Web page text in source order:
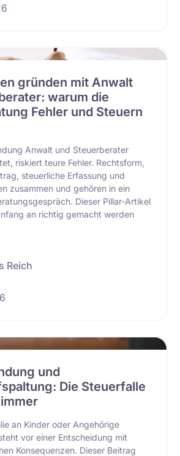
gründen mit Anwalt
warum die
Fehler und Steuern
Anwalt und Steuerberater
riskiert teure Fehler. Rechtsform,
steuerliche Erfassung und
zusammen und gehören in ein
Dieser Pillar-Artikel
an richtig gemacht werden
Reich
und
Die Steuerfalle
an Kinder oder Angehörige
vor einer Entscheidung mit
Konsequenzen. Dieser Beitrag